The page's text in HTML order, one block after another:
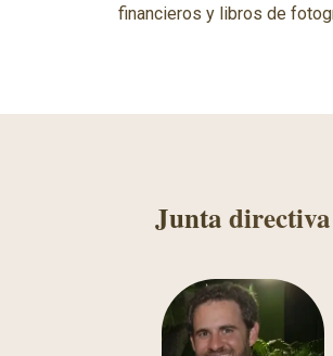
financieros y libros de
Juntadirectiva